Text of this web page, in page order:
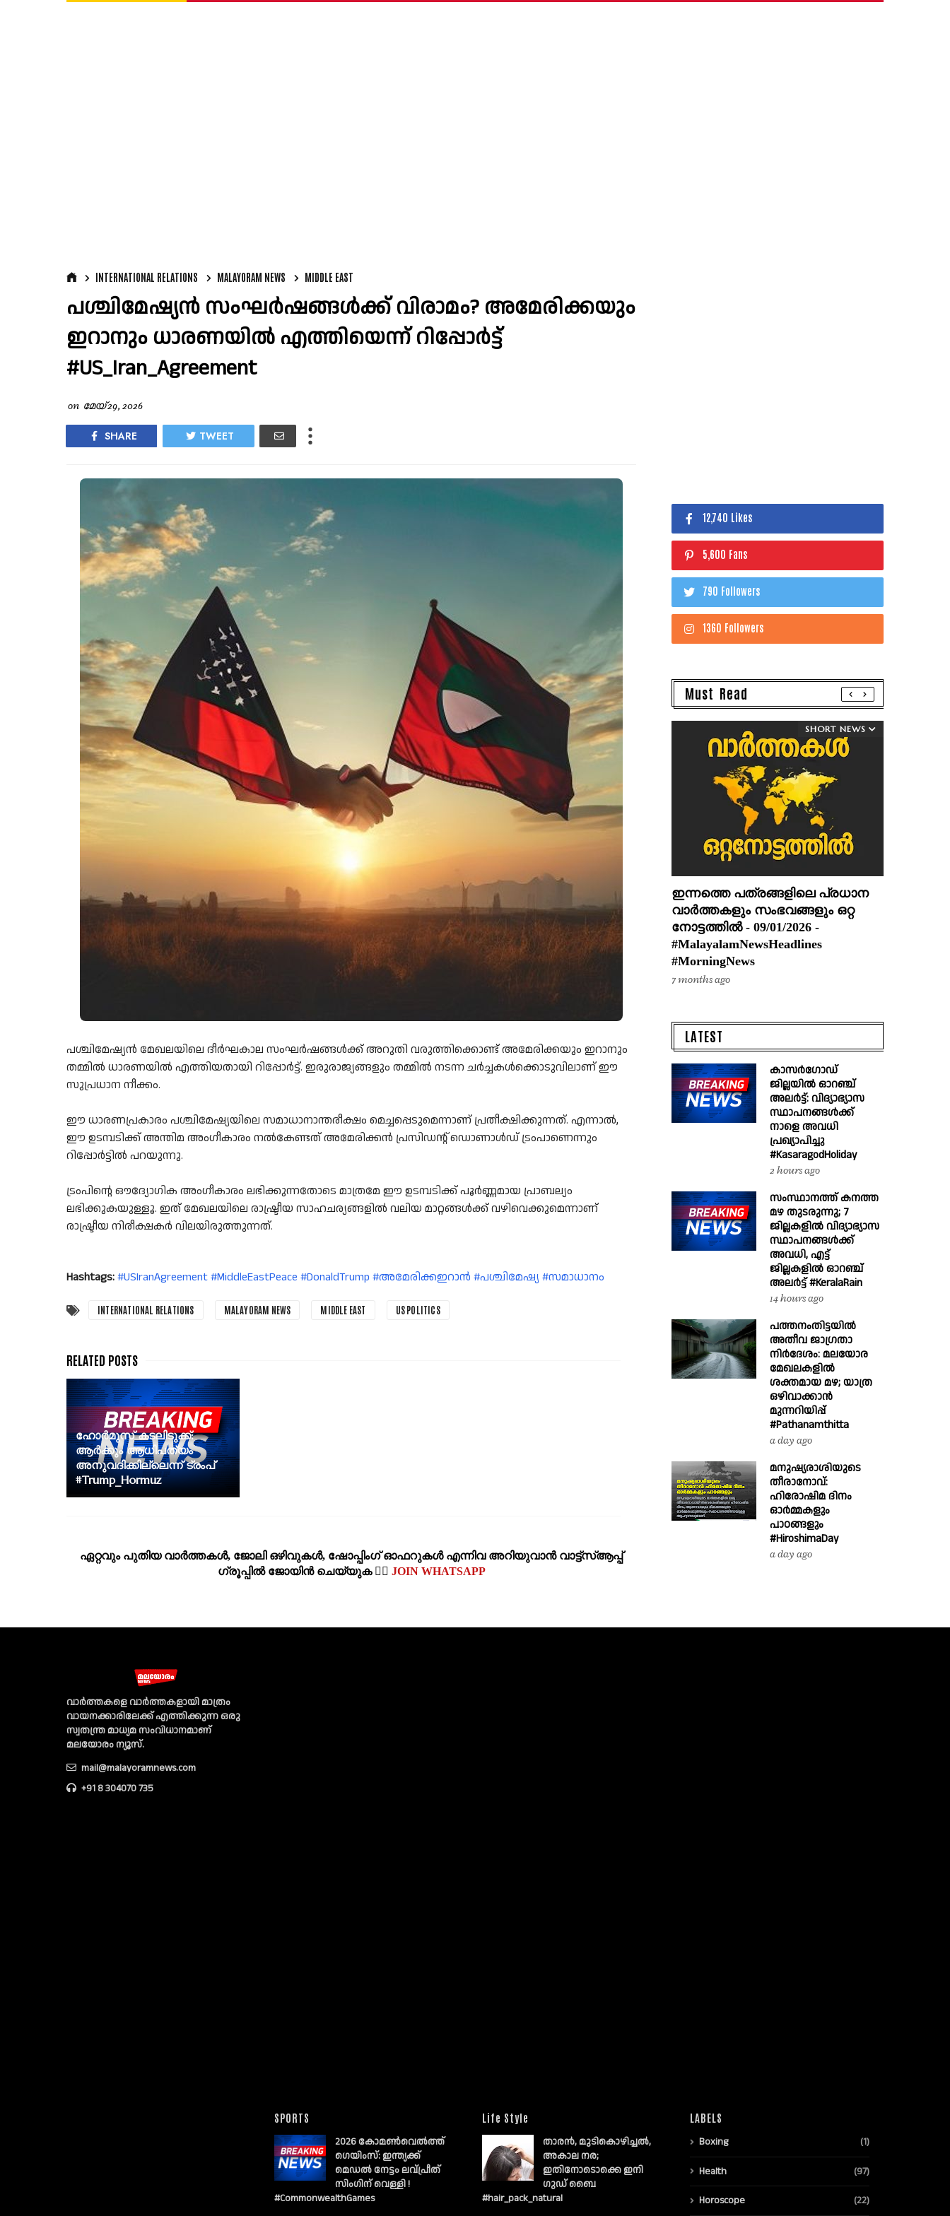
INTERNATIONAL RELATIONS MALAYORAM NEWS MIDDLE EAST
പശ്ചിമേഷ്യൻ സംഘർഷങ്ങൾക്ക് വിരാമം? അമേരിക്കയും
ഇറാനും ധാരണയിൽ എത്തിയെന്ന് റിപ്പോർട്ട്
#US_Iran_Agreement
on മേയ് 29, 2026
SHARE TWEET
പശ്ചിമേഷ്യൻ മേഖലയിലെ ദീർഘകാല സംഘർഷങ്ങൾക്ക് അറുതി വരുത്തിക്കൊണ്ട് അമേരിക്കയും ഇറാനും
തമ്മിൽ ധാരണയിൽ എത്തിയതായി റിപ്പോർട്ട്. ഇരുരാജ്യങ്ങളും തമ്മിൽ നടന്ന ചർച്ചകൾക്കൊടുവിലാണ് ഈ
സുപ്രധാന നീക്കം.
ഈ ധാരണപ്രകാരം പശ്ചിമേഷ്യയിലെ സമാധാനാന്തരീക്ഷം മെച്ചപ്പെടുമെന്നാണ് പ്രതീക്ഷിക്കുന്നത്. എന്നാൽ,
ഈ ഉടമ്പടിക്ക് അന്തിമ അംഗീകാരം നൽകേണ്ടത് അമേരിക്കൻ പ്രസിഡന്റ് ഡൊണാൾഡ് ട്രംപാണെന്നും
റിപ്പോർട്ടിൽ പറയുന്നു.
ട്രംപിന്റെ ഔദ്യോഗിക അംഗീകാരം ലഭിക്കുന്നതോടെ മാത്രമേ ഈ ഉടമ്പടിക്ക് പൂർണ്ണമായ പ്രാബല്യം
ലഭിക്കുകയുള്ളൂ. ഇത് മേഖലയിലെ രാഷ്ട്രീയ സാഹചര്യങ്ങളിൽ വലിയ മാറ്റങ്ങൾക്ക് വഴിവെക്കുമെന്നാണ്
രാഷ്ട്രീയ നിരീക്ഷകർ വിലയിരുത്തുന്നത്.
Hashtags:#USIranAgreement #MiddleEastPeace #DonaldTrump #അമേരിക്കഇറാൻ #പശ്ചിമേഷ്യ #സമാധാനം
INTERNATIONAL RELATIONS MALAYORAM NEWS MIDDLE EAST US POLITICS
ഹോർമുസ് കടലിടുക്ക്:
ആർക്കും ആധിപത്യം
അനുവദിക്കില്ലെന്ന് ട്രംപ്
#Trump_Hormuz
ഏറ്റവും പുതിയ വാര്‍ത്തകള്‍, ജോലി ഒഴിവുകള്‍, ഷോപ്പിംഗ്‌ ഓഫറുകള്‍ എന്നിവ അറിയുവാന്‍ വാട്ട്സ്ആപ്പ്
ഗ്രൂപ്പില്‍ ജോയിന്‍ ചെയ്യുക 👉🏽 JOIN WHATSAPP
12,740 Likes
5,600 Fans
790 Followers
1360 Followers
Must Read
SHORT NEWS
ഇന്നത്തെ പത്രങ്ങളിലെ പ്രധാന
വാർത്തകളും സംഭവങ്ങളും ഒറ്റ
നോട്ടത്തിൽ - 09/01/2026 -
#MalayalamNewsHeadlines
#MorningNews
7 months ago
LATEST
കാസർഗോഡ്
ജില്ലയിൽ ഓറഞ്ച്
അലർട്ട്: വിദ്യാഭ്യാസ
സ്ഥാപനങ്ങൾക്ക്
നാളെ അവധി
പ്രഖ്യാപിച്ചു
#KasaragodHoliday
2 hours ago
സംസ്ഥാനത്ത് കനത്ത
മഴ തുടരുന്നു; 7
ജില്ലകളിൽ വിദ്യാഭ്യാസ
സ്ഥാപനങ്ങൾക്ക്
അവധി, എട്ട്
ജില്ലകളിൽ ഓറഞ്ച്
അലർട്ട് #KeralaRain
14 hours ago
പത്തനംതിട്ടയിൽ
അതീവ ജാഗ്രതാ
നിർദേശം: മലയോര
മേഖലകളിൽ
ശക്തമായ മഴ; യാത്ര
ഒഴിവാക്കാൻ
മുന്നറിയിപ്പ്
#Pathanamthitta
a day ago
മനുഷ്യരാശിയുടെ
തീരാനോവ്:
ഹിരോഷിമ ദിനം
ഓർമ്മകളും
പാഠങ്ങളും
#HiroshimaDay
a day ago
വാര്‍ത്തകളെ വാര്‍ത്തകളായി മാത്രം
വായനക്കാരിലേക്ക് എത്തിക്കുന്ന ഒരു
സ്വതന്ത്ര മാധ്യമ സംവിധാനമാണ്
മലയോരം ന്യൂസ്‌.
mail@malayoramnews.com
+91 8 304070 735
SPORTS
2026 കോമൺവെൽത്ത്
ഗെയിംസ്: ഇന്ത്യക്ക്
മെഡൽ നേട്ടം ലവ്പ്രീത്
സിംഗിന് വെള്ളി !
#CommonwealthGames
Life Style
താരൻ, മുടികൊഴിച്ചൽ,
അകാല നര;
ഇതിനോടൊക്കെ ഇനി
ഗുഡ് ബൈ
#hair_pack_natural
LABELS
Boxing (1)
Health (97)
Horoscope (22)